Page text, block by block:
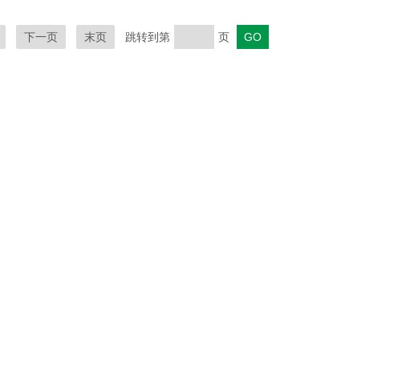
色谱柱
下一页 末页 跳转到第 页